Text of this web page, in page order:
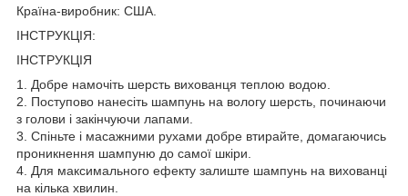
Країна-виробник: США.
ІНСТРУКЦІЯ:
ІНСТРУКЦІЯ
1. Добре намочіть шерсть вихованця теплою водою.
2. Поступово нанесіть шампунь на вологу шерсть, починаючи
з голови і закінчуючи лапами.
3. Спіньте і масажними рухами добре втирайте, домагаючись
проникнення шампуню до самої шкіри.
4. Для максимального ефекту залиште шампунь на вихованці
на кілька хвилин.